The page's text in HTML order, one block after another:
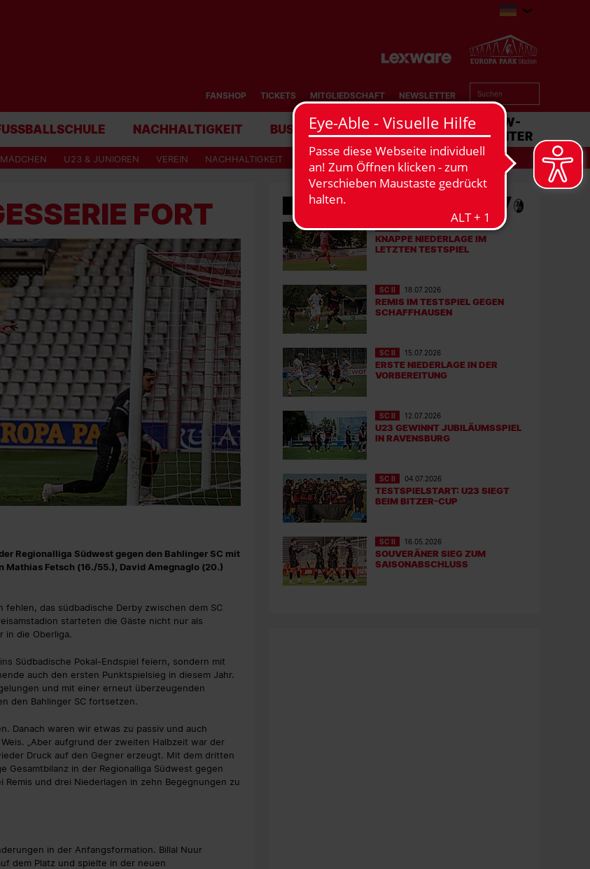
FANSHOP TICKETS MITGLIEDSCHAFT NEWSLETTER
NACHHALTIGKEIT BUSINESS STADION MATCHCENTER
U23 & JUNIOREN VEREIN NACHHALTIGKEIT
FORT
Regionalliga Südwest gegen den Bahlinger SC mit
Fetsch (16./55.), David Amegnaglo (20.)
fehlen, das südbadische Derby zwischen dem SC
starteten die Gäste nicht nur als
in die Oberliga.
Südbadische Pokal-Endspiel feiern, sondern mit
auch den ersten Punktspielsieg in diesem Jahr.
und mit einer erneut überzeugenden
den Bahlinger SC fortsetzen.
Danach waren wir etwas zu passiv und auch
„Aber aufgrund der zweiten Halbzeit war der
Druck auf den Gegner erzeugt. Mit dem dritten
Gesamtbilanz in der Regionalliga Südwest gegen
und drei Niederlagen in zehn Begegnungen zu
in der Anfangsformation. Billal Nuur
dem Platz und spielte in der neuen
SC II 01.08.2026
KNAPPE NIEDERLAGE IM
LETZTEN TESTSPIEL
SC II 18.07.2026
REMIS IM TESTSPIEL GEGEN
SCHAFFHAUSEN
SC II 15.07.2026
ERSTE NIEDERLAGE IN DER
VORBEREITUNG
SC II 12.07.2026
U23 GEWINNT JUBILÄUMSSPIEL
IN RAVENSBURG
SC II 04.07.2026
TESTSPIELSTART: U23 SIEGT
BEIM BITZER-CUP
SC II 16.05.2026
SOUVERÄNER SIEG ZUM
SAISONABSCHLUSS